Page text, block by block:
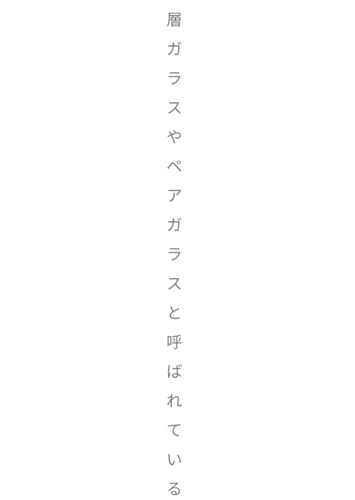
層
ガ
ラ
ス
や
ペ
ア
ガ
ラ
ス
と
呼
ば
れ
て
い
る